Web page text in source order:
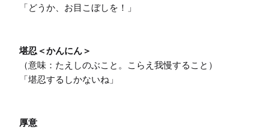
「どうか、お目こぼしを！」
堪忍＜かんにん＞
（意味：たえしのぶこと。こらえ我慢すること）
「堪忍するしかないね」
厚意